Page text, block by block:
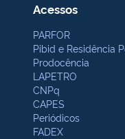
Acessos
PARFOR
Pibid e Residência
Prodocência
LAPETRO
CNPq
CAPES
Periódicos
FADEX